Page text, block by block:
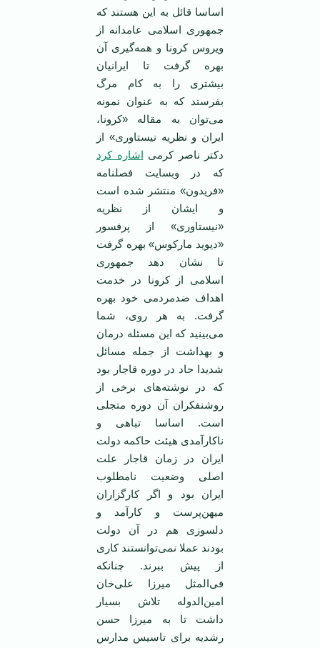
اساسا قائل به این هستند که
جمهوری اسلامی عامدانه از
ویروس کرونا و همه‌گیری آن
بهره گرفت تا ایرانیان
بیشتری را به کام مرگ
بفرستد که به عنوان نمونه
می‌توان به مقاله‌ «کرونا،
ایران و نظریه نیستاوری» از
دکتر ناصر کرمی اشاره کرد
که در وبسایت فصلنامه
«فریدون» منتشر شده است
و ایشان از نظریه
«نیستاوری» از پرفسور
«دیوید مارکوس» بهره گرفت
تا نشان دهد جمهوری
اسلامی از کرونا در خدمت
اهداف ضدمردمی خود بهره
گرفت. به هر روی، شما
می‌بینید که این مسئله درمان
و بهداشت از جمله مسائل
شدیدا حاد در دوره قاجار بود
که در نوشته‌های برخی از
روشنفکران آن دوره متجلی
است. اساسا تباهی و
ناکارآمدی هیئت حاکمه دولت
ایران در زمان قاجار علت
اصلی وضعیت نامطلوب
ایران بود و اگر کارگزاران
میهن‌پرست و کارآمد و
دلسوزی هم در آن دولت
بودند عملا نمی‌توانستند کاری
از پیش ببرند. چنانکه
فی‌المثل میرزا علی‌خان
امین‌الدوله تلاش بسیار
داشت تا به میرزا حسن
رشدیه برای تاسیس مدارس